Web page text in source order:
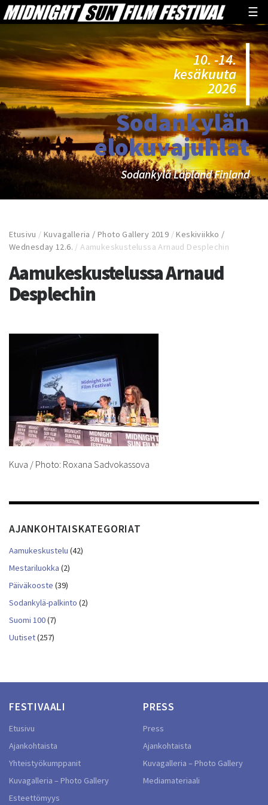
☰
10. -14.
kesäkuuta
2026
Sodankylän
elokuvajuhlat
Sodankylä Lapland Finland
Etusivu /Kuvagalleria / Photo Gallery 2019 /Keskiviikko /
Wednesday 12.6. /Aamukeskustelussa Arnaud Desplechin
Aamukeskustelussa Arnaud
Desplechin
Kuva / Photo: Roxana Sadvokassova
AJANKOHTAISKATEGORIAT
Aamukeskustelu (42)
Mestariluokka (2)
Päiväkooste (39)
Sodankylä-palkinto (2)
Suomi 100(7)
Uutiset(257)
FESTIVAALI
Etusivu
Ajankohtaista
Yhteistyökumppanit
Kuvagalleria – Photo Gallery
Esteettömyys
PRESS
Press
Ajankohtaista
Kuvagalleria – Photo Gallery
Mediamateriaali